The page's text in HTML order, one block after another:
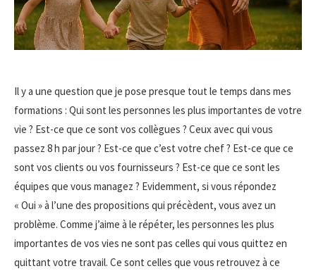
Il y a une question que je pose presque tout le temps dans mes
formations : Qui sont les personnes les plus importantes de votre
vie ? Est-ce que ce sont vos collègues ? Ceux avec qui vous
passez 8 h par jour ? Est-ce que c’est votre chef ? Est-ce que ce
sont vos clients ou vos fournisseurs ? Est-ce que ce sont les
équipes que vous managez ? Evidemment, si vous répondez
« Oui » à l’une des propositions qui précèdent, vous avez un
problème. Comme j’aime à le répéter, les personnes les plus
importantes de vos vies ne sont pas celles qui vous quittez en
quittant votre travail. Ce sont celles que vous retrouvez à ce